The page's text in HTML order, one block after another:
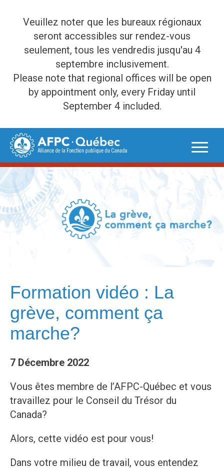
Veuillez noter que les bureaux régionaux
seront accessibles sur rendez-vous
seulement, tous les vendredis jusqu'au 4
septembre inclusivement.
Please note that regional offices will be open
by appointment only, every Friday until
September 4 included.
Skip
content
Formation vidéo : La
grève, comment ça
marche?
7 Décembre 2022
Vous êtes membre de l’AFPC-Québec et vous
travaillez pour le Conseil du Trésor du
Canada?
Alors, cette vidéo est pour vous!
Dans votre milieu de travail, vous entendez